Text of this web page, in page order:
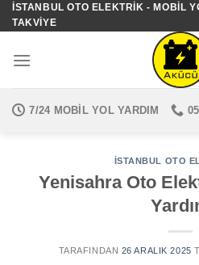
İçeriğe
atla
İSTANBUL OTO ELEKTRIK - MOBIL
TAKVIYE
7/24 MOBIL YOL YARDIM
İSTANBUL OTO
Yenisahra Oto
TARAFINDAN 26 ARALIK 2025